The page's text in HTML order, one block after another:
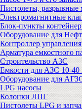
Пистолеты, разрывные
Электромагнитные
Блок-пункты
Оборудование для
Контроллер
Арматура емкостного
Строительство АЗС
Емкости для АЗС 10-40
Оборудование для
LPG насосы
Колонки ЛПГ
Пистолеты LPG и